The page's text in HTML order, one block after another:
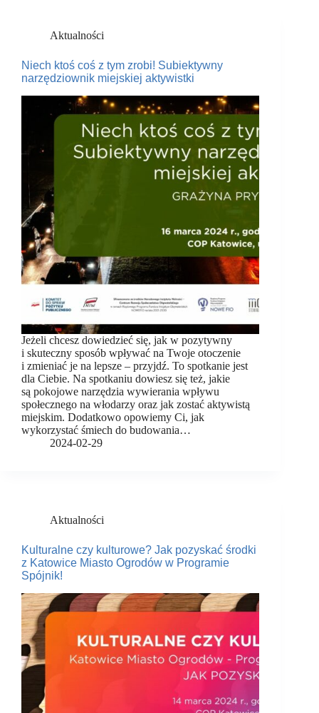
Aktualności
Niech ktoś coś z tym zrobi! Subiektywny
narzędziownik miejskiej aktywistki
Jeżeli chcesz dowiedzieć się, jak w pozytywny
i skuteczny sposób wpływać na Twoje otoczenie
i zmieniać je na lepsze – przyjdź. To spotkanie jest
dla Ciebie. Na spotkaniu dowiesz się też, jakie
są pokojowe narzędzia wywierania wpływu
społecznego na włodarzy oraz jak zostać aktywistą
miejskim. Dodatkowo opowiemy Ci, jak
wykorzystać śmiech do budowania…
2024-02-29
Aktualności
Kulturalne czy kulturowe? Jak pozyskać środki
z Katowice Miasto Ogrodów w Programie
Spójnik!